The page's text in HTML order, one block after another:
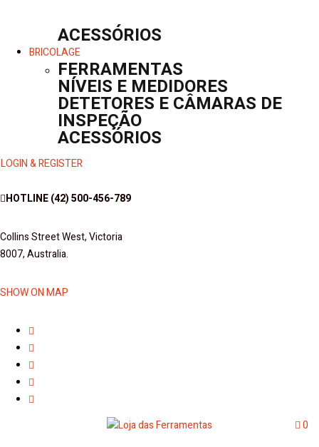
ACESSÓRIOS
BRICOLAGE
FERRAMENTAS
NÍVEIS E MEDIDORES
DETETORES E CÂMARAS DE
INSPEÇÃO
ACESSÓRIOS
LOGIN & REGISTER
HOTLINE(42) 500-456-789
Collins Street West, Victoria
8007, Australia.
SHOW ON MAP
0